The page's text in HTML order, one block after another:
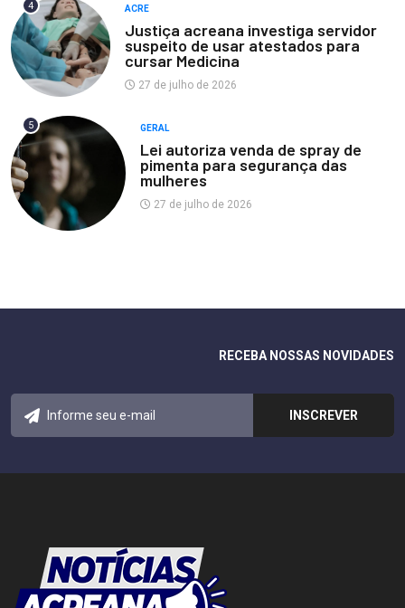
4 ACRE
Justiça acreana investiga servidor
suspeito de usar atestados para
cursar Medicina
27 de julho de 2026
5 GERAL
Lei autoriza venda de spray de
pimenta para segurança das
mulheres
27 de julho de 2026
RECEBA NOSSAS NOVIDADES